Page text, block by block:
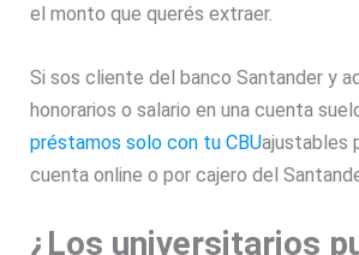
el monto que querés extraer.
Si sos cliente del banco Santander y
honorarios o salario en una cuenta
préstamossolo con tu CBUajustables
cuenta online o por cajero del
¿Los universitarios